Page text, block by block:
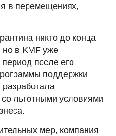
в перемещениях,
никто до конца
но в KMF уже
после его
поддержки
льготными условиями
мер, компания